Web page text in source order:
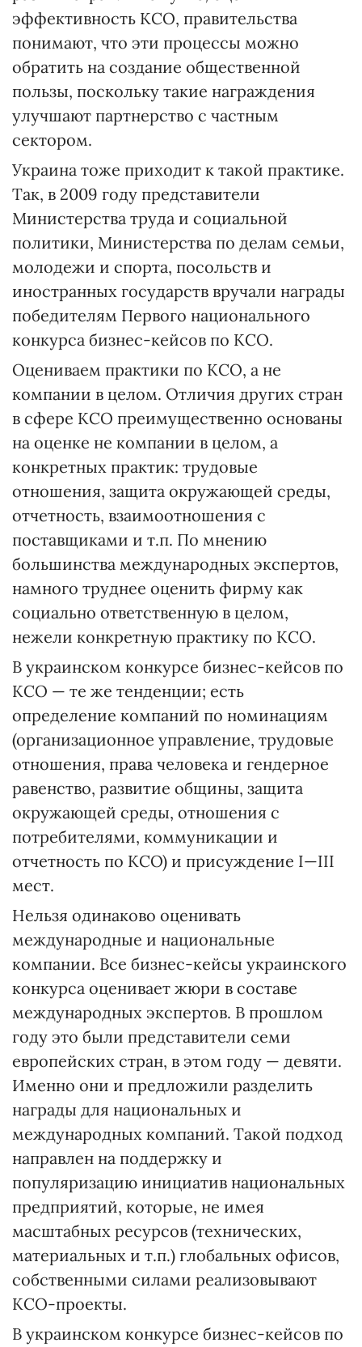
эффективность КСО, правительства
понимают, что эти процессы можно
обратить на создание общественной
пользы, поскольку такие награждения
улучшают партнерство с частным
сектором.
Украина тоже приходит к такой практике.
Так, в 2009 году представители
Министерства труда и социальной
политики, Министерства по делам семьи,
молодежи и спорта, посольств и
иностранных государств вручали награды
победителям Первого национального
конкурса бизнес-кейсов по КСО.
Оцениваем практики по КСО, а не
компании в целом. Отличия других стран
в сфере КСО преимущественно основаны
на оценке не компании в целом, а
конкретных практик: трудовые
отношения, защита окружающей среды,
отчетность, взаимоотношения с
поставщиками и т.п. По мнению
большинства международных экспертов,
намного труднее оценить фирму как
социально ответственную в целом,
нежели конкретную практику по КСО.
В украинском конкурсе бизнес-кейсов по
КСО — те же тенденции; есть
определение компаний по номинациям
(организационное управление, трудовые
отношения, права человека и гендерное
равенство, развитие общины, защита
окружающей среды, отношения с
потребителями, коммуникации и
отчетность по КСО) и присуждение І—ІІІ
мест.
Нельзя одинаково оценивать
международные и национальные
компании. Все бизнес-кейсы украинского
конкурса оценивает жюри в составе
международных экспертов. В прошлом
году это были представители семи
европейских стран, в этом году — девяти.
Именно они и предложили разделить
награды для национальных и
международных компаний. Такой подход
направлен на поддержку и
популяризацию инициатив национальных
предприятий, которые, не имея
масштабных ресурсов (технических,
материальных и т.п.) глобальных офисов,
собственными силами реализовывают
КСО-проекты.
В украинском конкурсе бизнес-кейсов по